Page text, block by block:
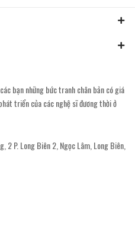
bạn những bức tranh chân bản có giá
triển của các nghệ sĩ đương thời ở
2 P. Long Biên 2, Ngọc Lâm, Long Biên,